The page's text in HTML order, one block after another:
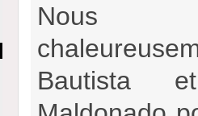
Nous
Bautista